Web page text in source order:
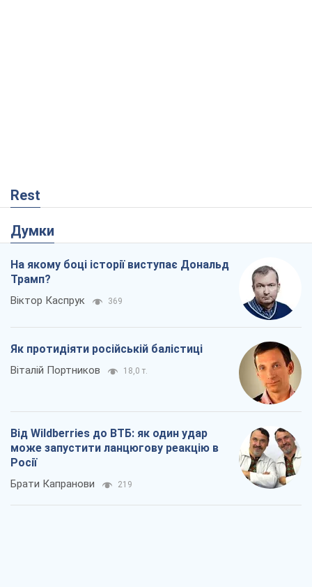
Rest
Думки
На якому боці історії виступає Дональд
Трамп?
Віктор Каспрук 369
Як протидіяти російській балістиці
Віталій Портников 18,0 т.
Від Wildberries до ВТБ: як один удар
може запустити ланцюгову реакцію в
Росії
Брати Капранови 219